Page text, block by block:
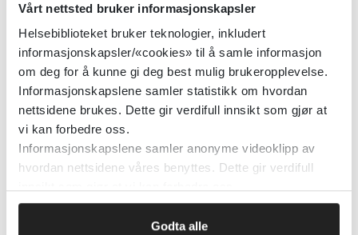
Vårt nettsted bruker informasjonskapsler
Helsebiblioteket bruker teknologier, inkludert
informasjonskapsler/«cookies» til å samle informasjon
om deg for å kunne gi deg best mulig brukeropplevelse.
Informasjonskapslene samler statistikk om hvordan
nettsidene brukes. Dette gir verdifull innsikt som gjør at
vi kan forbedre oss.
Informasjonskapslene samler anonyme videoklipp av
hvordan nettsidene våres benyttes. Dette gir verdifull
Godta alle
Centers for Disease Control & Prevention (CDC)
Detaljer
ADHD hos Mental helse Ungdom
Mental helse